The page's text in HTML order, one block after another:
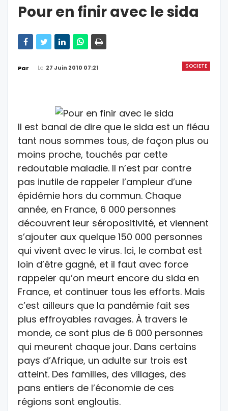
Pour en finir avec le sida
SOCIETE
Par Le 27 Juin 2010 07:21
Il est banal de dire que le sida est un fléau
tant nous sommes tous, de façon plus ou
moins proche, touchés par cette
redoutable maladie. Il n’est par contre
pas inutile de rappeler l’ampleur d’une
épidémie hors du commun. Chaque
année, en France, 6 000 personnes
découvrent leur séropositivité, et viennent
s’ajouter aux quelque 150 000 personnes
qui vivent avec le virus. Ici, le combat est
loin d’être gagné, et il faut avec force
rappeler qu’on meurt encore du sida en
France, et continuer tous les efforts. Mais
c’est ailleurs que la pandémie fait ses
plus effroyables ravages. À travers le
monde, ce sont plus de 6 000 personnes
qui meurent chaque jour. Dans certains
pays d’Afrique, un adulte sur trois est
atteint. Des familles, des villages, des
pans entiers de l’économie de ces
régions sont engloutis.